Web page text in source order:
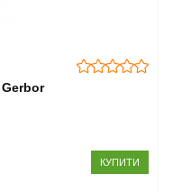
Gerbor
КУПИТИ